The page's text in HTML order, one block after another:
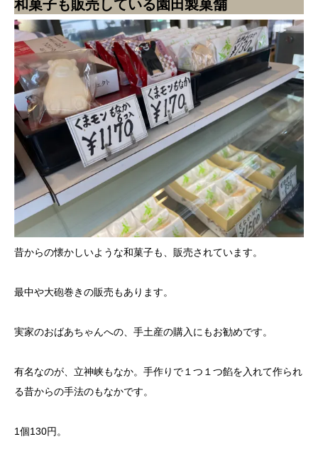
和菓子も販売している園田製菓舗
昔からの懐かしいような和菓子も、販売されています。
最中や大砲巻きの販売もあります。
実家のおばあちゃんへの、手土産の購入にもお勧めです。
有名なのが、立神峡もなか。手作りで１つ１つ餡を入れて作られ
る昔からの手法のもなかです。
1個130円。